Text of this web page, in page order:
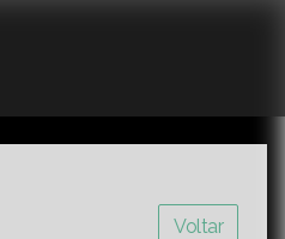
Voltar